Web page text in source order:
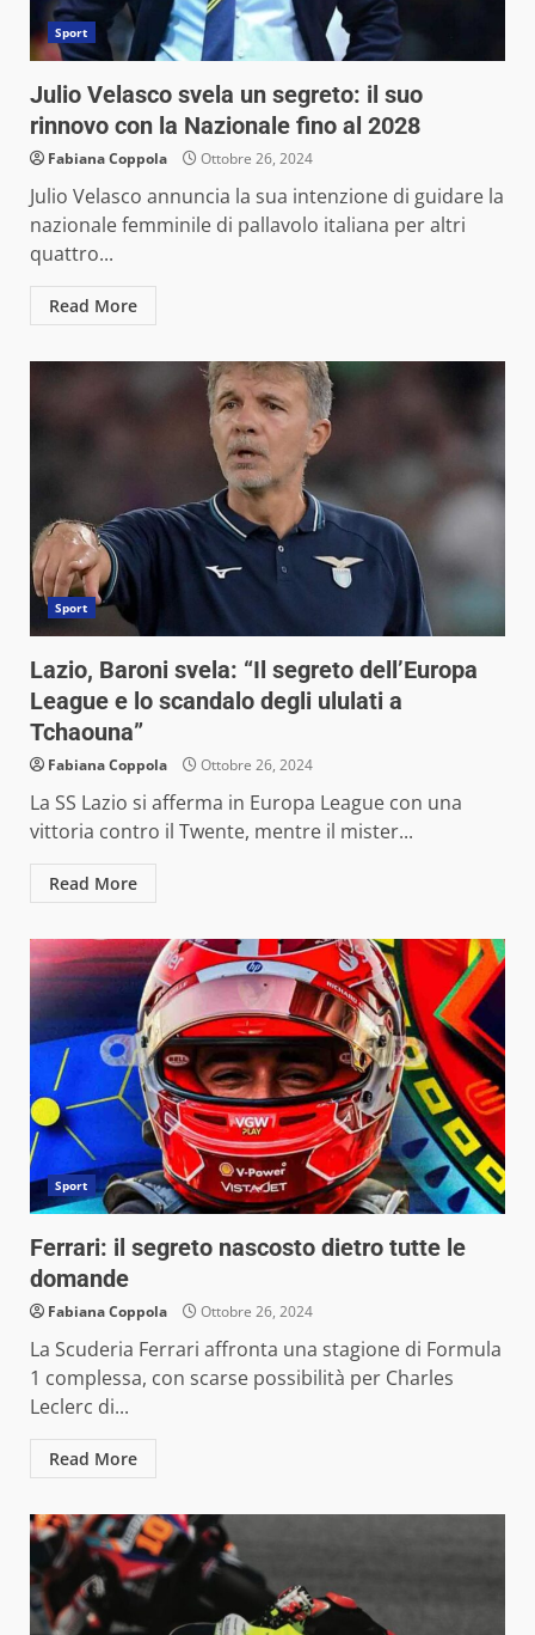
Sport
Julio Velasco svela un segreto: il suo
rinnovo con la Nazionale fino al 2028
Fabiana Coppola Ottobre 26, 2024
Julio Velasco annuncia la sua intenzione di guidare la
nazionale femminile di pallavolo italiana per altri
quattro...
Read More
Sport
Lazio, Baroni svela: “Il segreto dell’Europa
League e lo scandalo degli ululati a
Tchaouna”
Fabiana Coppola Ottobre 26, 2024
La SS Lazio si afferma in Europa League con una
vittoria contro il Twente, mentre il mister...
Read More
Sport
Ferrari: il segreto nascosto dietro tutte le
domande
Fabiana Coppola Ottobre 26, 2024
La Scuderia Ferrari affronta una stagione di Formula
1 complessa, con scarse possibilità per Charles
Leclerc di...
Read More